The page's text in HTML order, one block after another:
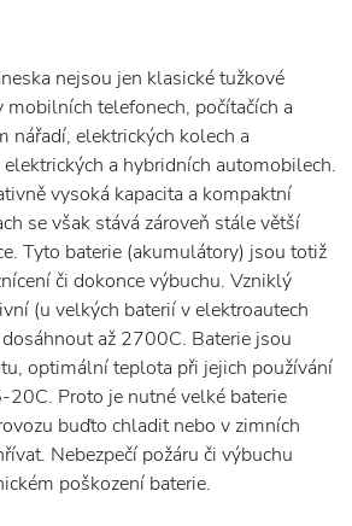
nejsou jen klasické tužkové
mobilních telefonech, počítačích a
nářadí, elektrických kolech a
a hybridních automobilech.
vysoká kapacita a kompaktní
se však stává zároveň stále větší
Tyto baterie (akumulátory) jsou totiž
či dokonce výbuchu. Vzniklý
(u velkých baterií v elektroautech
až 2700C. Baterie jsou
optimální teplota při jejich používání
20C. Proto je nutné velké baterie
buďto chladit nebo v zimních
Nebezpečí požáru či výbuchu
poškození baterie.